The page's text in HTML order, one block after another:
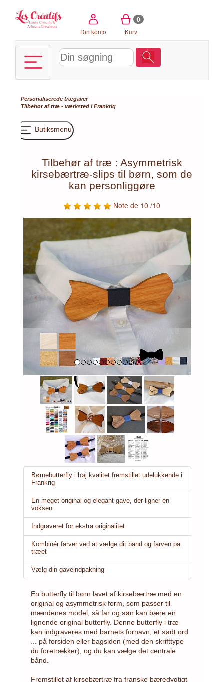
Din konto
0
Kurv
Personaliserede trægaver
Tilbehør af træ - værksted i Frankrig
Butiksmenu
Tilbehør af træ : Asymmetrisk
kirsebærtræ-slips til børn, som de
kan personliggøre
Note de 10 /10
Previous Next
Børnebutterfly i høj kvalitet fremstillet udelukkende i
Frankrig
En meget original og elegant gave, der ligner en
voksen
Indgraveret for ekstra originalitet
Kombinér farver ved at vælge dit bånd og farven på
træet
Vælg din gaveindpakning
En butterfly til børn lavet af kirsebærtræ med en
original og asymmetrisk form, som passer til
mændenes model, så far og søn kan bære en
lignende original butterfly. Denne butterfly i træ
kan indgraveres med barnets fornavn, et sødt ord
... på forsiden eller bagsiden (med den skrifttype
du foretrækker), og du kan vælge det centrale
bånd.
Fremstillet af kirsebærtræ fra franske bæredygtigt